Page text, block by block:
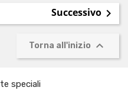
Successivo 
Torna all'inizio 
speciali